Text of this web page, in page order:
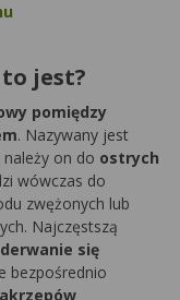
jest?
pomiędzy
. Nazywany jest
należy on do ostrych
wówczas do
zwężonych lub
Najczęstszą
się
bezpośrednio
akrzepów